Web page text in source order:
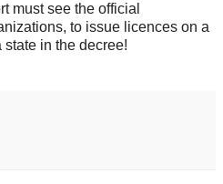
must see the official
to issue licences on a
state in the decree!